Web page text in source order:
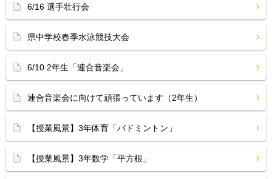
6/16 選手壮行会
県中学校春季水泳競技大会
6/10 2年生「連合音楽会」
連合音楽会に向けて頑張っています（2年生）
【授業風景】3年体育「バドミントン」
【授業風景】3年数学「平方根」